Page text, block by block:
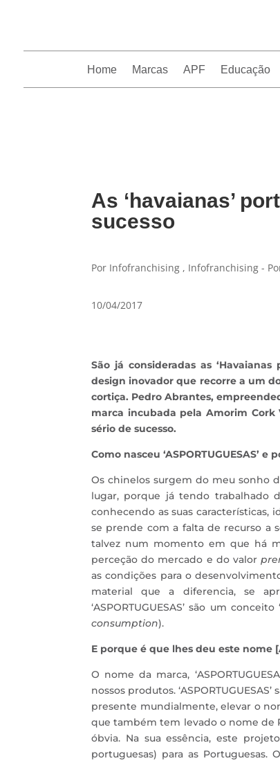
Home Marcas APF Educação
As ‘havaianas’
sucesso
Por Infofranchising , Infofranchising -
10/04/2017
São já consideradas as
design inovador que recorre a um
cortiça. Pedro Abrantes,
marca incubada pela Amorim Cork
sério de sucesso.
Como nasceu ‘ASPORTUGUESAS’
Os chinelos surgem do meu sonho
lugar, porque já tendo trabalhado
conhecendo as suas
se prende com a falta de recurso a
talvez num momento em que há
perceção do mercado e do valor
as condições para o
material que a diferencia, se
‘ASPORTUGUESAS’ são um
consumption).
E porque é que lhes deu este nome
O nome da marca,
nossos produtos.
presente mundialmente, elevar o
que também tem levado o nome de
óbvia. Na sua essência, este
portuguesas) para as